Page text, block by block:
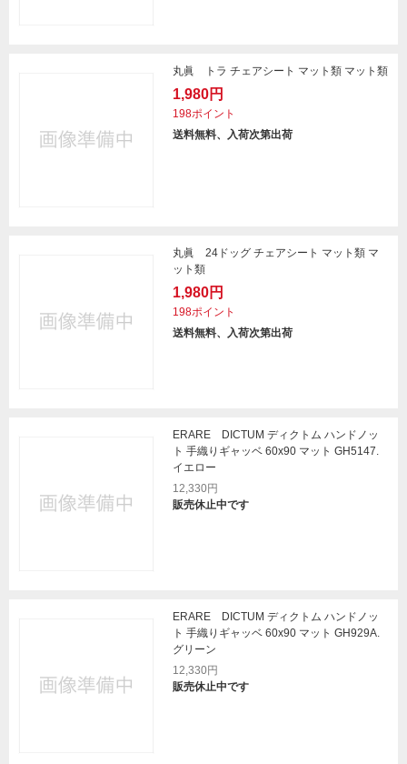
丸眞 トラ チェアシート マット類 マット類
1,980円
198ポイント
送料無料、入荷次第出荷
丸眞 24ドッグ チェアシート マット類 マ
ット類
1,980円
198ポイント
送料無料、入荷次第出荷
ERARE DICTUM ディクトム ハンドノッ
ト 手織りギャッベ 60x90 マット GH5147.
イエロー
12,330円
販売休止中です
ERARE DICTUM ディクトム ハンドノッ
ト 手織りギャッベ 60x90 マット GH929A.
グリーン
12,330円
販売休止中です